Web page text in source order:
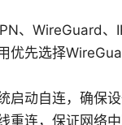
、WireGuard、
优先选择
启动自连，确保
重连，保证网络